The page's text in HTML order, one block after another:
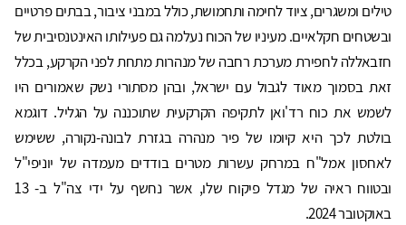
טילים ומשגרים, ציוד לחימה ותחמושת, כולל במבני ציבור, בבתים פרטיים
ובשטחים חקלאיים. מעיניו של הכוח נעלמה גם פעילותו האינטנסיבית של
חזבאללה לחפירת מערכת רחבה של מנהרות מתחת לפני הקרקע, בכלל
זאת בסמוך מאוד לגבול עם ישראל, ובהן מסתורי נשק שאמורים היו
לשמש את כוח רד'ואן לתקיפה הקרקעית שתוכננה על הגליל. דוגמא
בולטת לכך היא קיומו של פיר מנהרה בגזרת לבונה-נקורה, ששימש
לאחסון אמל"ח במרחק עשרות מטרים בודדים מעמדה של יוניפי"ל
ובטווח ראיה של מגדל פיקוח שלו, אשר נחשף על ידי צה"ל ב- 13
באוקטובר 2024.